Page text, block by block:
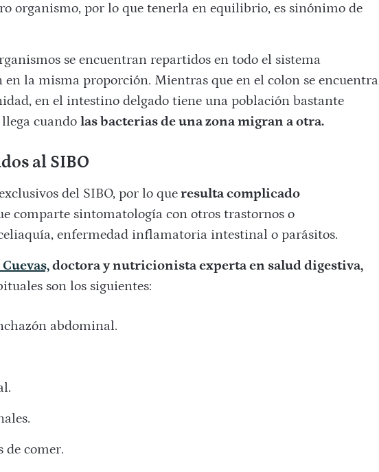
organismo, por lo que tenerla en equilibrio, es sinónimo de
se encuentran repartidos en todo el sistema
en la misma proporción. Mientras que en el colon se encuentra
en el intestino delgado tiene una población bastante
cuando las bacterias de una zona migran a otra.
al SIBO
del SIBO, por lo queresulta complicado
comparte sintomatología con otros trastornos o
enfermedad inflamatoria intestinal o parásitos.
doctora y nutricionista experta en salud digestiva,
son los siguientes:
abdominal.
de comer.